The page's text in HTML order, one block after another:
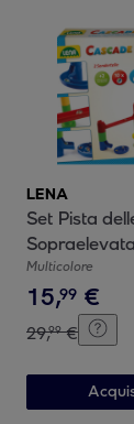
LENA
Set Pista
2curve 10
Multicolore
15,99 €
29,99 €